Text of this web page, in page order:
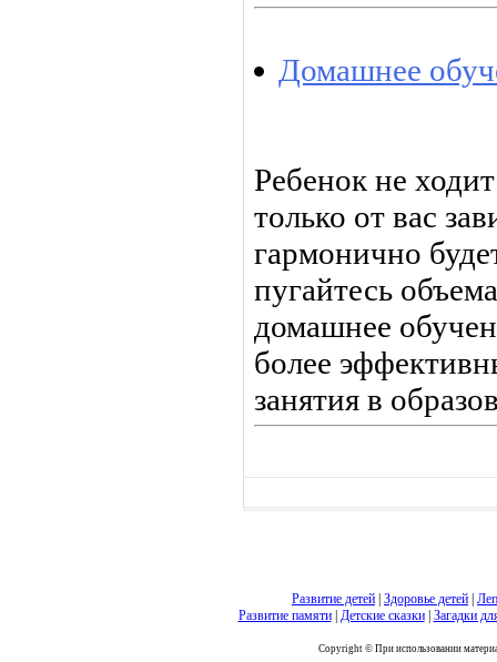
Домашнее
Ребенок не
только от вас
гармонично
пугайтесь
домашнее
более
занятия в
Развитие детей Здоровье детей
Развитие памяти| Детские сказки| Загадки
Copyright © При использовании